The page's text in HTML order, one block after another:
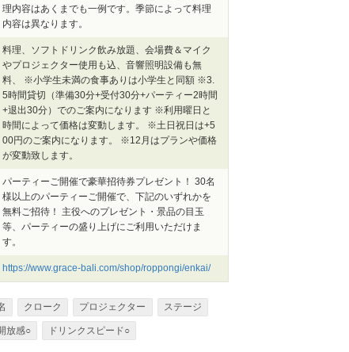
理内容はあくまでも一例です。季節によって料理
内容は異なります。
料理、ソフトドリンク飲み放題、会場費＆マイク
やプロジェクター使用も込、音響照明設備も無
料、 ※小学生未満の食事ありは小学生と同額 ※3.
5時間貸切（準備30分+受付30分+パーティー2時間
+退出30分）でのご案内になります ※利用曜日と
時間によって価格は変動します。 ※土日祝日は+5
00円のご案内になります。 ※12月はプランや価格
が変動致します。
パーティーご開催で豪華招待券プレゼント！ 30名
様以上のパーティーご開催で、下記のいずれかを
無料ご招待！ 主役へのプレゼント・景品の目玉
等、パーティーの盛り上げにご利用いただけま
す。
https://www.grace-bali.com/shop/roppongi/enkai/
クローク プロジェクター ステージ
放感○ ドリンクスピード○